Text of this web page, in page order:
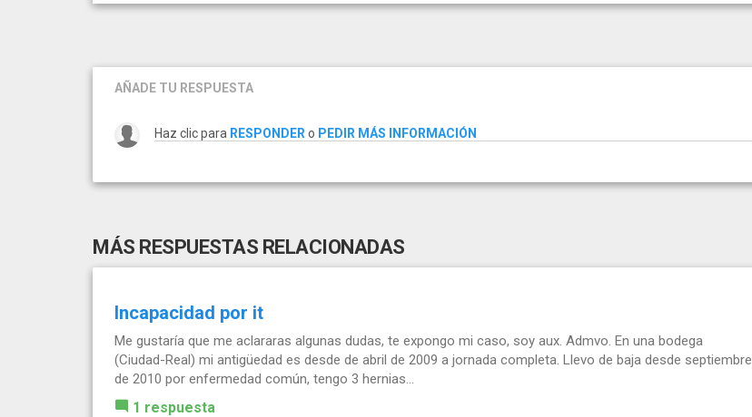
AÑADE TU RESPUESTA
Haz clic para RESPONDER o PEDIR MÁS INFORMACIÓN
MÁS RESPUESTAS RELACIONADAS
Incapacidad por it
Me gustaría que me aclararas algunas dudas, te expongo mi caso, soy aux. Admvo. En una bodega
(Ciudad-Real) mi antigüedad es desde de abril de 2009 a jornada completa. Llevo de baja desde septiembre
de 2010 por enfermedad común, tengo 3 hernias...
1 respuesta